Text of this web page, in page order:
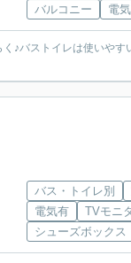
バルコニー
電
♪バストイレは使いやす
バス・トイレ別
電気有
TVモニ
シューズボックス